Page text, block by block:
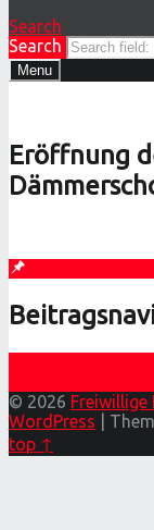
Search
Search
Menu
Eröffnung
© 2026 Freiwillige
WordPress
top ↑